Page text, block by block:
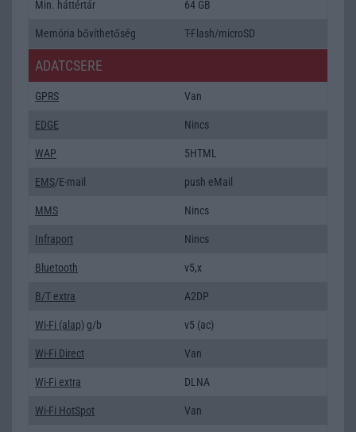
Min. háttértár 64 GB
Memória bővíthetőség T-Flash/microSD
ADATCSERE
GPRS Van
EDGE Nincs
WAP 5HTML
EMS/E-mail push eMail
MMS Nincs
Infraport Nincs
Bluetooth v5,x
B/T extra A2DP
Wi-Fi (alap) g/b v5 (ac)
Wi-Fi Direct Van
Wi-Fi extra DLNA
Wi-Fi HotSpot Van